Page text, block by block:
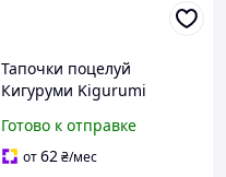
Тапочки поцелуй
Кигуруми Kigurumi
Готово к отправке
от62₴/мес